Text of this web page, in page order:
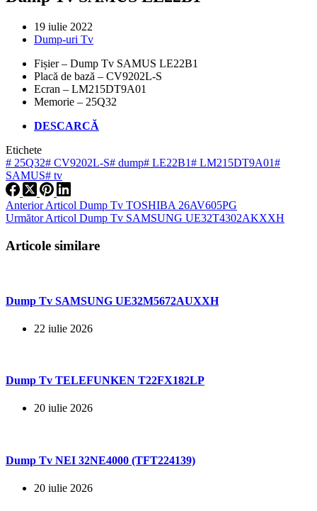
19 iulie 2022
Dump-uri Tv
Fișier – Dump Tv SAMUS LE22B1
Placă de bază – CV9202L-S
Ecran – LM215DT9A01
Memorie – 25Q32
DESCARCĂ
Etichete
# 25Q32# CV9202L-S# dump# LE22B1# LM215DT9A01#
SAMUS# tv
AnteriorArticol Dump Tv TOSHIBA 26AV605PG
UrmătorArticol Dump Tv SAMSUNG UE32T4302AKXXH
Articole similare
Dump Tv SAMSUNG UE32M5672AUXXH
22 iulie 2026
Dump Tv TELEFUNKEN T22FX182LP
20 iulie 2026
Dump Tv NEI 32NE4000 (TFT224139)
20 iulie 2026